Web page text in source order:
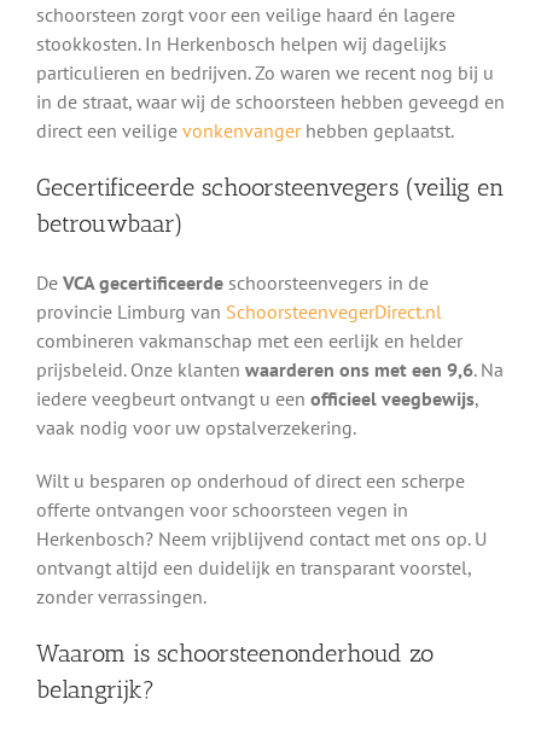
schoorsteen zorgt voor een veilige haard én lagere
stookkosten. In Herkenbosch helpen wij dagelijks
particulieren en bedrijven. Zo waren we recent nog bij u
in de straat, waar wij de schoorsteen hebben geveegd en
direct een veilige vonkenvangerhebben geplaatst.
Gecertificeerde schoorsteenvegers (veilig en
betrouwbaar)
De VCA gecertificeerdeschoorsteenvegers in de
provincie Limburg van SchoorsteenvegerDirect.nl
combineren vakmanschap met een eerlijk en helder
prijsbeleid. Onze klanten waarderen ons met een 9,6. Na
iedere veegbeurt ontvangt u een officieel veegbewijs,
vaak nodig voor uw opstalverzekering.
Wilt u besparen op onderhoud of direct een scherpe
offerte ontvangen voor schoorsteen vegen in
Herkenbosch? Neem vrijblijvend contact met ons op. U
ontvangt altijd een duidelijk en transparant voorstel,
zonder verrassingen.
Waarom is schoorsteenonderhoud zo
belangrijk?